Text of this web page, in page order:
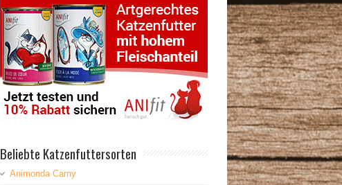
Beliebte Katzenfuttersorten
Animonda Carny